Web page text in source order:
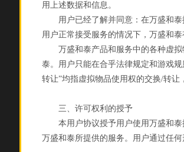
用上述数据和信息。
用户已经了解并同意：在万盛和
用户正常接受服务的情况下，万盛和
万盛和泰产品和服务中的各种虚
泰。用户只能在合乎法律规定和游戏
转让”均指虚拟物品使用权的交换/转让
三、许可权利的授予
本用户协议授予用户使用万盛和
万盛和泰所提供的服务。用户通过任